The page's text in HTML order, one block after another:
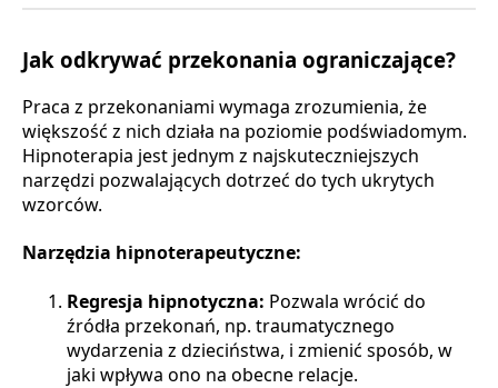
Jak odkrywać przekonania ograniczające?
Praca z przekonaniami wymaga zrozumienia, że
większość z nich działa na poziomie podświadomym.
Hipnoterapia jest jednym z najskuteczniejszych
narzędzi pozwalających dotrzeć do tych ukrytych
wzorców.
Narzędzia hipnoterapeutyczne:
Regresja hipnotyczna: Pozwala wrócić do
źródła przekonań, np. traumatycznego
wydarzenia z dzieciństwa, i zmienić sposób, w
jaki wpływa ono na obecne relacje.